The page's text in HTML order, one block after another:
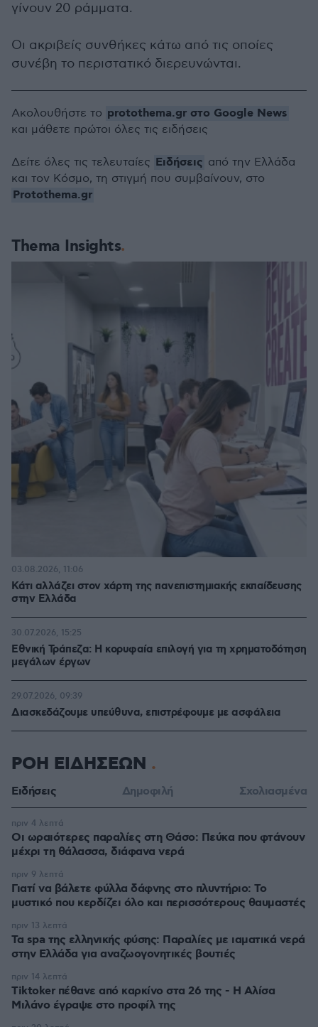
γίνουν 20 ράμματα.
Οι ακριβείς συνθήκες κάτω από τις οποίες
συνέβη το περιστατικό διερευνώνται.
Thema Insights
Κάτι αλλάζει στον χάρτη της πανεπιστημιακής εκπαίδευσης
στην Ελλάδα
03.08.2026, 11:06
Εθνική Τράπεζα: Η κορυφαία επιλογή για τη χρηματοδότηση
μεγάλων έργων
30.07.2026, 15:25
Διασκεδάζουμε υπεύθυνα, επιστρέφουμε με ασφάλεια
29.07.2026, 09:39
Ακολουθήστε το protothema.gr στο Google News
και μάθετε πρώτοι όλες τις ειδήσεις
Δείτε όλες τις τελευταίες Ειδήσεις από την Ελλάδα
και τον Κόσμο, τη στιγμή που συμβαίνουν, στο
Protothema.gr
ΡΟΗ ΕΙΔΗΣΕΩΝ
Ειδήσεις Δημοφιλή Σχολιασμένα
Οι ωραιότερες παραλίες στη Θάσο: Πεύκα που φτάνουν
μέχρι τη θάλασσα, διάφανα νερά
πριν 4 λεπτά
Γιατί να βάλετε φύλλα δάφνης στο πλυντήριο: Το
μυστικό που κερδίζει όλο και περισσότερους θαυμαστές
πριν 9 λεπτά
Τα spa της ελληνικής φύσης: Παραλίες με ιαματικά νερά
στην Ελλάδα για αναζωογονητικές βουτιές
πριν 13 λεπτά
Tiktoker πέθανε από καρκίνο στα 26 της - Η Αλίσα
Μιλάνο έγραψε στο προφίλ της
πριν 14 λεπτά